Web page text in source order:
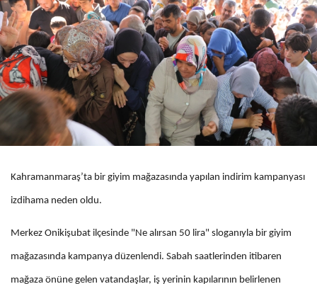
Kahramanmaraş’ta bir giyim mağazasında yapılan indirim kampanyası
izdihama neden oldu.
Merkez Onikişubat ilçesinde "Ne alırsan 50 lira" sloganıyla bir giyim
mağazasında kampanya düzenlendi. Sabah saatlerinden itibaren
mağaza önüne gelen vatandaşlar, iş yerinin kapılarının belirlenen